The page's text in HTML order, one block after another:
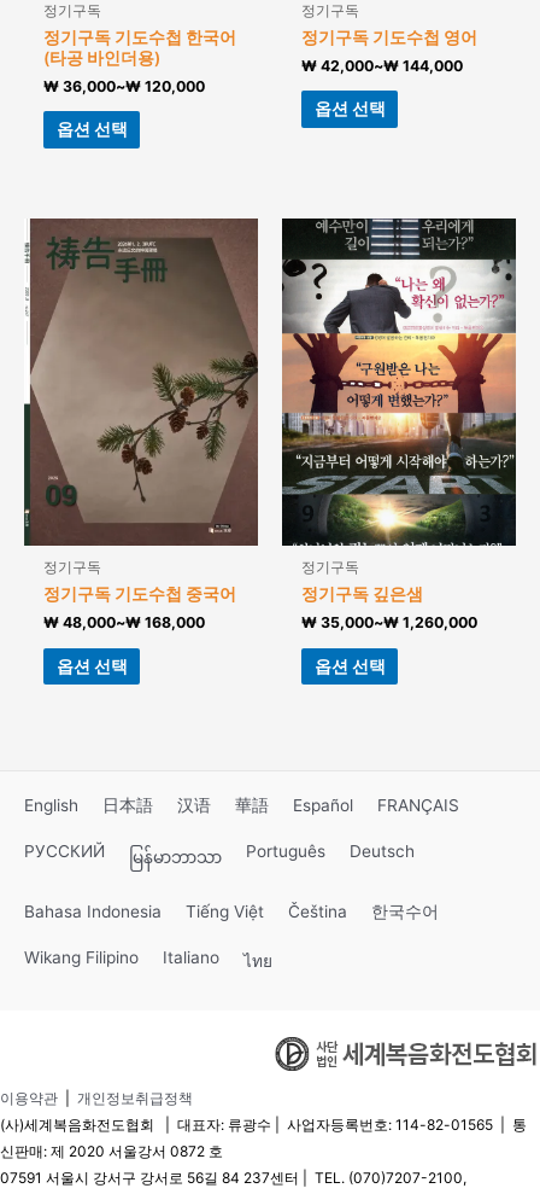
정기구독
정기구독 기도수첩 한국어
(타공 바인더용)
₩ 36,000~₩ 120,000
옵션 선택
정기구독
정기구독 기도수첩 영어
₩ 42,000~₩ 144,000
옵션 선택
정기구독
정기구독 기도수첩 중국어
₩ 48,000~₩ 168,000
옵션 선택
정기구독
정기구독 깊은샘
₩ 35,000~₩ 1,260,000
옵션 선택
English 日本語 汉语 華語 Español FRANÇAIS
РУССКИЙ မြန်မာဘာသာ Português Deutsch
Bahasa Indonesia Tiếng Việt Čeština 한국수어
Wikang Filipino Italiano ไทย
이용약관
개인정보취급정책
(사)세계복음화전도협회 | 대표자: 류광수 | 사업자등록번호: 114-82-01565 | 통
신판매: 제 2020 서울강서 0872 호
07591 서울시 강서구 강서로 56길 84 237센터 | TEL. (070)7207-2100,